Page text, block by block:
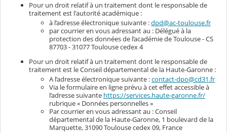
Pour un droit relatif à un traitement dont le responsable de
traitement est l'autorité académique :
à l’adresse électronique suivante :dpd@ac-toulouse.fr
par courrier en vous adressant au : Délégué à la
protection des données de l’académie de Toulouse - CS
87703 - 31077 Toulouse cedex 4
Pour un droit relatif à un traitement dont le responsable de
traitement est le Conseil départemental de la Haute-Garonne :
A l’adresse électronique suivante :contact-dpo@cd31.fr
Via le formulaire en ligne prévu à cet effet accessible à
l’adresse suivante https://services.haute-garonne.fr/
rubrique « Données personnelles »
Par courrier en vous adressant au : Conseil
départemental de la Haute-Garonne, 1 boulevard de la
Marquette, 31090 Toulouse cedex 09, France